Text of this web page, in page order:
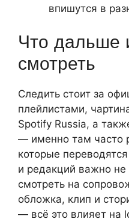
впишутся в
Что дальше
смотреть
Следить стоит за
плейлистами,
Spotify Russia, а
— именно там часто
которые
и редакций важно не
смотреть на
обложка, клип и
— всё это влияет на